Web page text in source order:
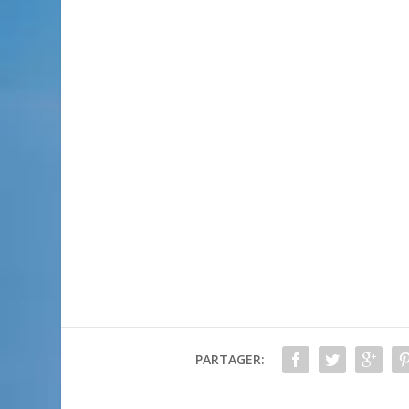
PARTAGER: